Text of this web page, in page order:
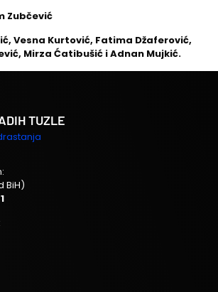
Zubčević
Vesna Kurtović, Fatima Džaferović,
Mirza Ćatibušić i Adnan Mujkić.
TUZLE
BiH)